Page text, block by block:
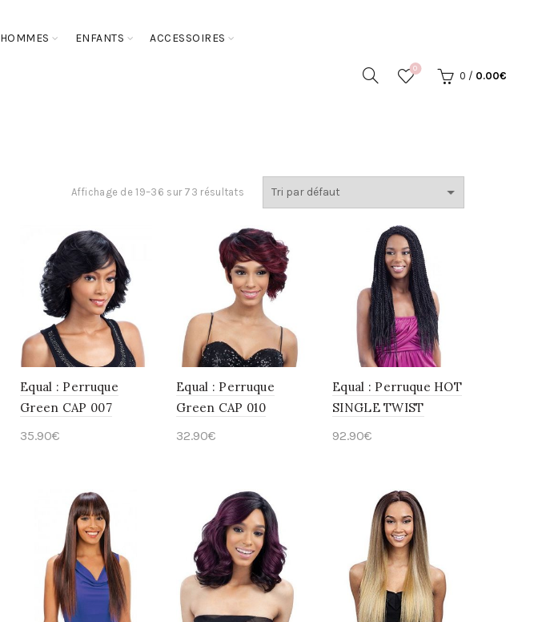
HOMMES ENFANTS ACCESSOIRES
0
0 / 0.00€
Affichage de 19–36 sur 73 résultats
Equal : Perruque
Green CAP 007
35.90€
Equal : Perruque
Green CAP 010
32.90€
Equal : Perruque HOT
SINGLE TWIST
92.90€